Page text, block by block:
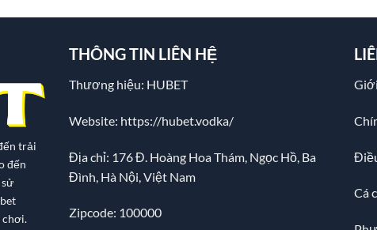
trải
đến
chơi.
THÔNG TIN LIÊN HỆ
Thương hiệu: HUBET
Website: https://hubet.vodka/
Địa chỉ: 176 Đ. Hoàng Hoa Thám, Ngọc Hồ, Ba
Đình, Hà Nội, Việt Nam
Zipcode: 100000
Cá